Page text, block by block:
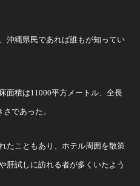
沖縄県民であれば誰もが知ってい
面積は11000平方メートル、全長
であった。
たこともあり、ホテル周囲を散策
肝試しに訪れる者が多くいたよう